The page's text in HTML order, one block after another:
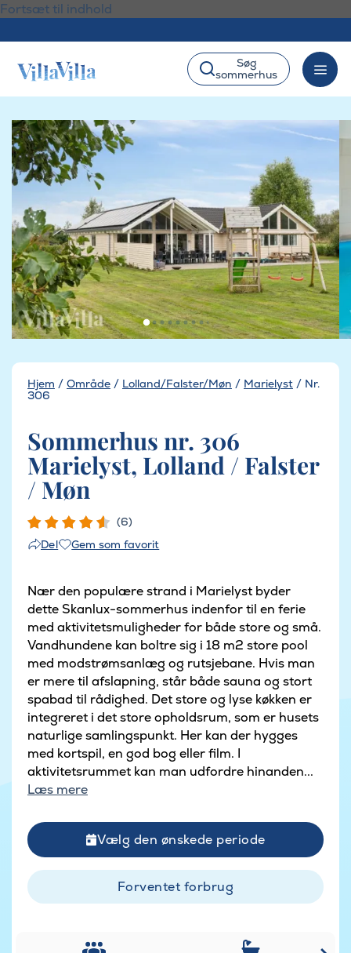
Fortsæt til indhold
Søg
sommerhus
Hjem / Område / Lolland/Falster/Møn / Marielyst / Nr.
306
Sommerhus nr. 306
Marielyst, Lolland / Falster
/ Møn
(6)
Del
Gem som favorit
Nær den populære strand i Marielyst byder
dette Skanlux-sommerhus indenfor til en ferie
med aktivitetsmuligheder for både store og små.
Vandhundene kan boltre sig i 18 m2 store pool
med modstrømsanlæg og rutsjebane. Hvis man
er mere til afslapning, står både sauna og stort
spabad til rådighed. Det store og lyse køkken er
integreret i det store opholdsrum, som er husets
naturlige samlingspunkt. Her kan der hygges
med kortspil, en god bog eller film. I
aktivitetsrummet kan man udfordre hinanden...
Læs mere
Vælg den ønskede periode
Forventet forbrug